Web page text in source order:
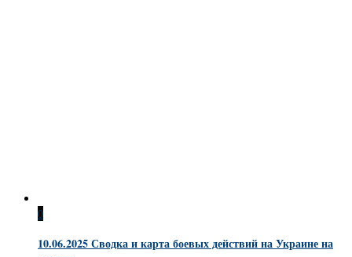
0
10.06.2025 Сводка и карта боевых действий на Украине на